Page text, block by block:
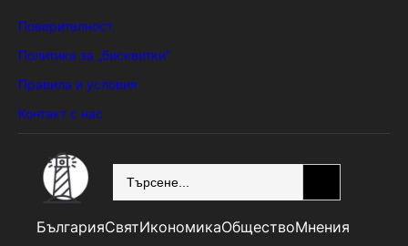
Поверителност
Политика за „бисквитки“
Правила и условия
Контакт с нас
БългарияСвятИкономикаОбществоМнения